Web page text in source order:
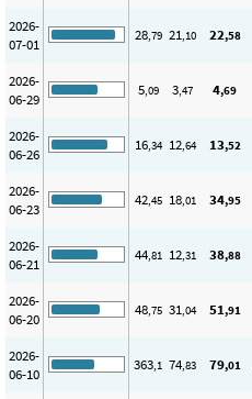
2026-
07-01
28,79 21,10 22,58
2026-
06-29
5,09 3,47 4,69
2026-
06-26
16,34 12,64 13,52
2026-
06-23
42,45 18,01 34,95
2026-
06-21
44,81 12,31 38,88
2026-
06-20
48,75 31,04 51,91
2026-
06-10
363,1 74,83 79,01